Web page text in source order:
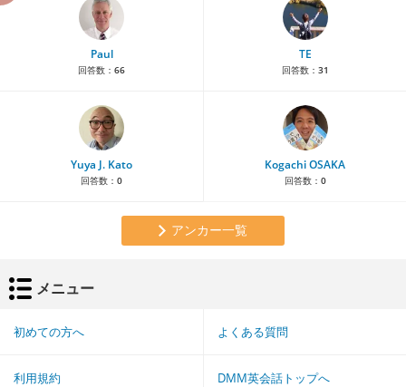
Paul
回答数： 66
TE
回答数： 31
Yuya J. Kato
回答数： 0
Kogachi OSAKA
回答数： 0
アンカー一覧
メニュー
初めての方へ よくある質問
利用規約 DMM英会話トップへ